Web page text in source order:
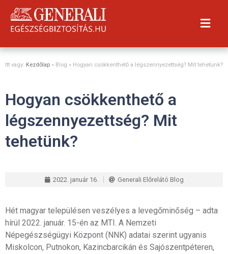
Itt vagy: Kezdőlap » Blog » Hogyan csökkenthető a légszennyezettség? Mit tehetünk?
Hogyan csökkenthető a
légszennyezettség? Mit
tehetünk?
2022. január 16. Generali Előrelátó Blog
Hét magyar településen veszélyes a levegőminőség – adta
hírül 2022. január. 15-én az MTI. A Nemzeti
Népegészségügyi Központ (NNK) adatai szerint ugyanis
Miskolcon, Putnokon, Kazincbarcikán és Sajószentpéteren,